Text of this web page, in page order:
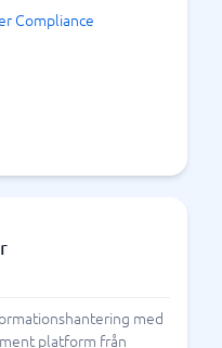
Compliance
med
platform från